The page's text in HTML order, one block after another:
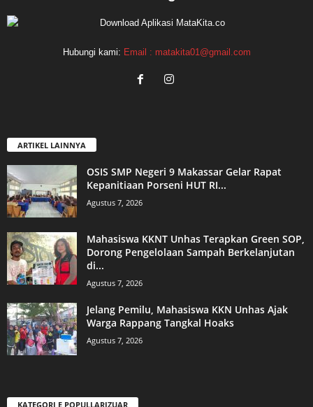
Hubungi kami: Email : matakita01@gmail.com
ARTIKEL LAINNYA
OSIS SMP Negeri 9 Makassar Gelar Rapat
Kepanitiaan Porseni HUT RI...
Agustus 7, 2026
Mahasiswa KKNT Unhas Terapkan Green SOP,
Dorong Pengelolaan Sampah Berkelanjutan
di...
Agustus 7, 2026
Jelang Pemilu, Mahasiswa KKN Unhas Ajak
Warga Rappang Tangkal Hoaks
Agustus 7, 2026
KATEGORI E POPULLARIZUAR